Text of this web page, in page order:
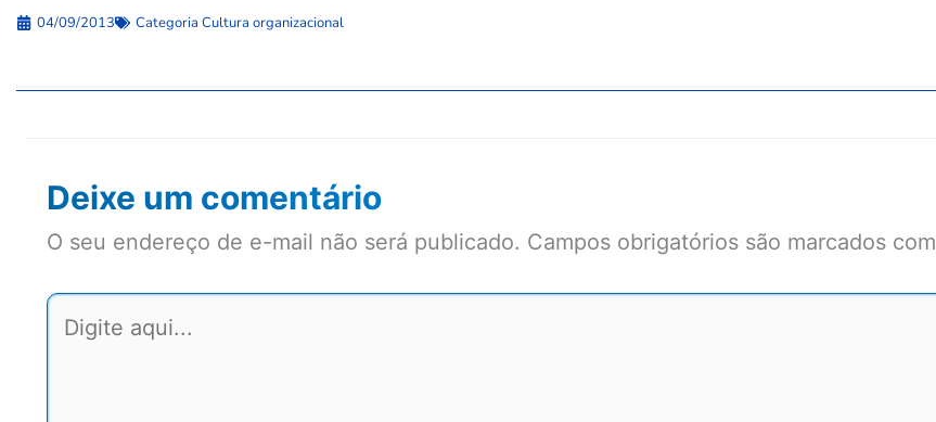
04/09/2013 Categoria Cultura organizacional
Deixe um comentário
O seu endereço de e-mail não será publicado. Campos obrigatórios são marcados com
Digite
aqui...